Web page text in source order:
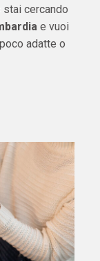
cercando
e vuoi
adatte o